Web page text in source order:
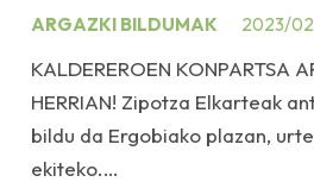
ARGAZKI BILDUMAK 2023/
KALDEREROEN KONPARTSA
HERRIAN! Zipotza Elkarteak
bildu da Ergobiako plazan,
ekiteko.…